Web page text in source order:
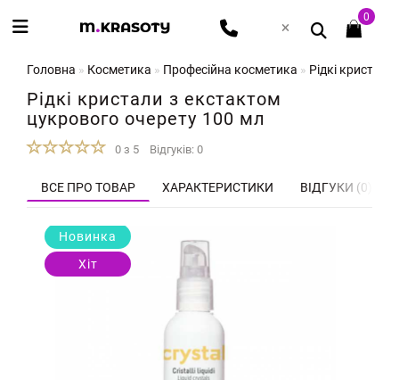
0
Головна Косметика Професійна косметика Рідкі
Рідкі кристали з екстактом
цукрового очерету 100 мл
0 з 5 Відгуків: 0
ВСЕ ПРО ТОВАР ХАРАКТЕРИСТИКИ ВІДГУКИ (0)
Новинка
Хіт